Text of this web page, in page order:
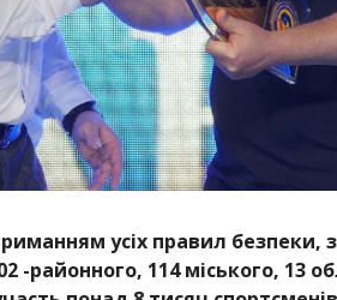
усіх правил безпеки,
-районного, 114 міського, 13